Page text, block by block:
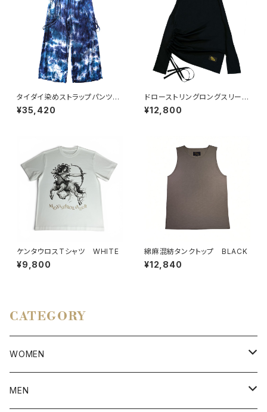
タイダイ染めストラップパンツ
BLUE
¥35,420
ドローストリングロングスリーブ
T(BK × L)
¥12,800
ケンタウロスTシャツ WHITE
¥9,800
綿麻混紡タンクトップ BLACK
¥12,840
CATEGORY
WOMEN
アウター
MEN